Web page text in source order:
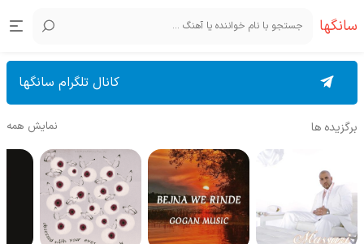
سانگها
کانال تلگرام سانگها
برگزیده ها نمایش همه